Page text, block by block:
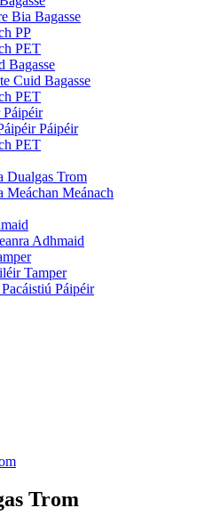
Bia Bagasse
PP
PET
Bagasse
Cuid Bagasse
PET
Páipéir
PET
Dualgas Trom
Meáchan Meánach
Adhmaid
Tamper
Páipéir
Trom